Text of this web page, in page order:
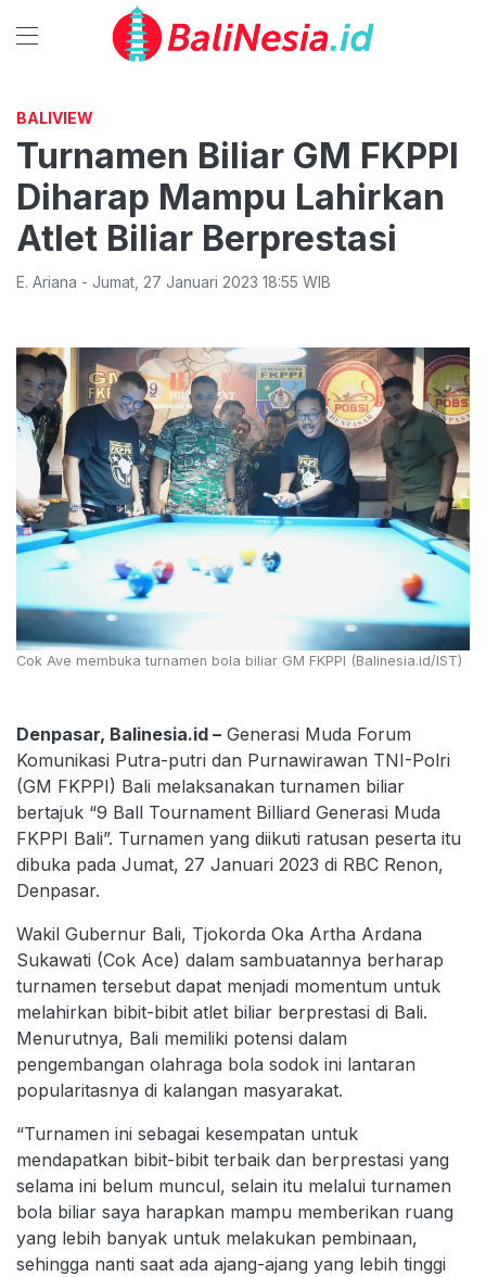
BALIVIEW
Turnamen Biliar GM FKPPI
Diharap Mampu Lahirkan
Atlet Biliar Berprestasi
E. Ariana - Jumat 27 Januari 2023 18:55 WIB
Cok Ave membuka turnamen bola biliar GM FKPPI (Balinesia.id/IST)
Denpasar, Balinesia.id – Generasi Muda Forum
Komunikasi Putra-putri dan Purnawirawan TNI-Polri
(GM FKPPI) Bali melaksanakan turnamen biliar
bertajuk “9 Ball Tournament Billiard Generasi Muda
FKPPI Bali”. Turnamen yang diikuti ratusan peserta itu
dibuka pada Jumat, 27 Januari 2023 di RBC Renon,
Denpasar.
Wakil Gubernur Bali, Tjokorda Oka Artha Ardana
Sukawati (Cok Ace) dalam sambuatannya berharap
turnamen tersebut dapat menjadi momentum untuk
melahirkan bibit-bibit atlet biliar berprestasi di Bali.
Menurutnya, Bali memiliki potensi dalam
pengembangan olahraga bola sodok ini lantaran
popularitasnya di kalangan masyarakat.
“Turnamen ini sebagai kesempatan untuk
mendapatkan bibit-bibit terbaik dan berprestasi yang
selama ini belum muncul, selain itu melalui turnamen
bola biliar saya harapkan mampu memberikan ruang
yang lebih banyak untuk melakukan pembinaan,
sehingga nanti saat ada ajang-ajang yang lebih tinggi